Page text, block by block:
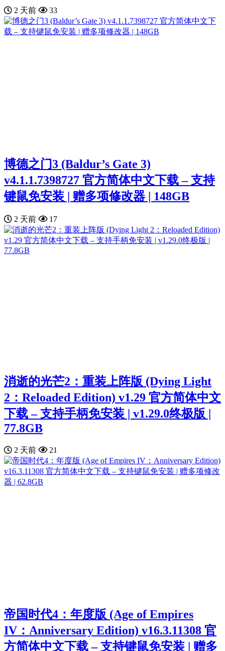
2 天前 33
博德之门3 (Baldur’s Gate 3)
v4.1.1.7398727 官方简体中文下载 – 支持
键鼠免安装 | 赠多项修改器 | 148GB
2 天前 17
消逝的光芒2：重装上阵版 (Dying Light
2：Reloaded Edition) v1.29 官方简体中文
下载 – 支持手柄免安装 | v1.29.0终极版 |
77.8GB
2 天前 21
帝国时代4：年度版 (Age of Empires
IV：Anniversary Edition) v16.3.11308 官
方简体中文下载 – 支持键鼠免安装 | 赠多